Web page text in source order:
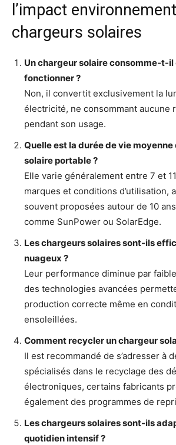
l’impact
chargeurs solaires
Un chargeur solaire consomme-t-il
fonctionner ?
Non, il convertit exclusivement la
électricité, ne consommant aucune
pendant son usage.
Quelle est la durée de vie moyenne
solaire portable ?
Elle varie généralement entre 7 et
marques et conditions d’utilisation,
souvent proposées autour de 10
comme SunPower ou SolarEdge.
Les chargeurs solaires sont-ils
nuageux ?
Leur performance diminue par
des technologies avancées
production correcte même en
ensoleillées.
Comment recycler un chargeur
Il est recommandé de s’adresser à
spécialisés dans le recyclage des
électroniques, certains fabricants
également des programmes de
Les chargeurs solaires sont-ils
quotidien intensif ?